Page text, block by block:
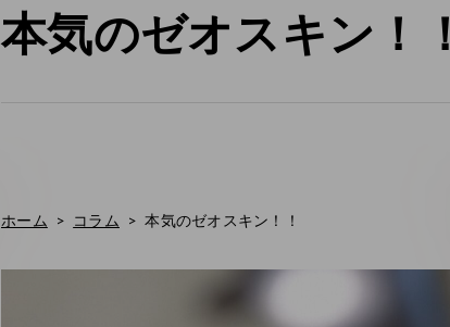
本気のゼオスキン！！
ホーム コラム 本気のゼオスキン！！